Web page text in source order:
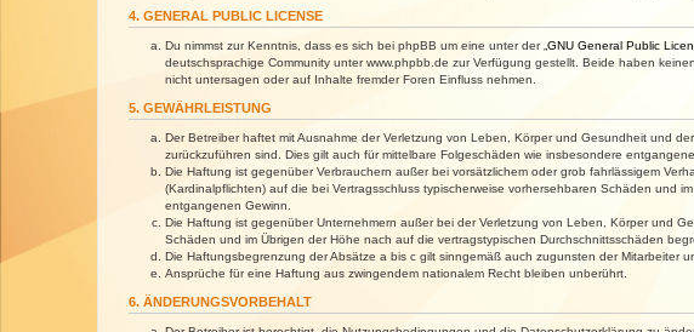
4. GENERAL PUBLIC LICENSE
Du nimmst zur Kenntnis, dass es sich bei phpBB um eine unter der „ GNU General Public
deutschsprachige Community unter www.phpbb.de zur Verfügung gestellt. Beide haben
nicht untersagen oder auf Inhalte fremder Foren Einfluss nehmen.
5. GEWÄHRLEISTUNG
Der Betreiber haftet mit Ausnahme der Verletzung von Leben, Körper und Gesundheit und
zurückzuführen sind. Dies gilt auch für mittelbare Folgeschäden wie insbesondere
Die Haftung ist gegenüber Verbrauchern außer bei vorsätzlichem oder grob fahrlässigem
(Kardinalpflichten) auf die bei Vertragsschluss typischerweise vorhersehbaren Schäden und
entgangenen Gewinn.
Die Haftung ist gegenüber Unternehmern außer bei der Verletzung von Leben, Körper und
Schäden und im Übrigen der Höhe nach auf die vertragstypischen Durchschnittsschäden
Die Haftungsbegrenzung der Absätze a bis c gilt sinngemäß auch zugunsten der Mitarbeiter
Ansprüche für eine Haftung aus zwingendem nationalem Recht bleiben unberührt.
6. ÄNDERUNGSVORBEHALT